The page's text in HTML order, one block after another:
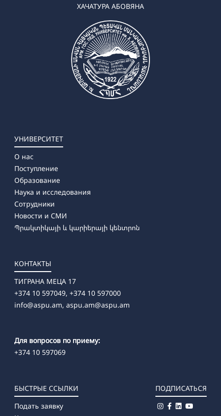
ХАЧАТУРА АБОВЯНА
УНИВЕРСИТЕТ
О нас
Поступление
Образование
Наука и исследования
Сотрудники
Новости и СМИ
Պրակտիկայի և կարիերայի կենտրոն
КОНТАКТЫ
ТИГРАНА МЕЦА 17
+374 10 597049, +374 10 597000
info@aspu.am, aspu.am@aspu.am
Для вопросов по приему:
+374 10 597069
БЫСТРЫЕ ССЫЛКИ
Подать заявку
ПОДПИСАТЬСЯ